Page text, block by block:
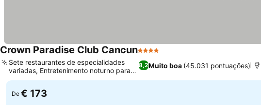
Crown Paradise Club Cancun4 Estrelas
8,2Muito boa (45.031 pontuações)
Sete restaurantes de especialidades
variadas, Entretenimento noturno para
toda a família
De € 173